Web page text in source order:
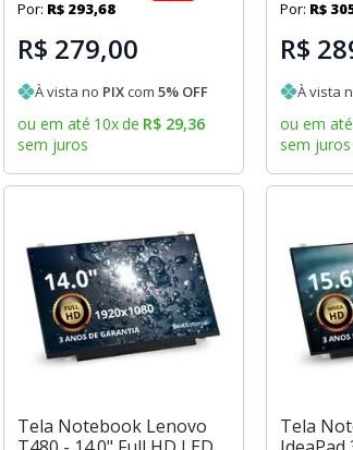
Por: R$ 293,68
R$ 279,00
À vista no PIXcom 5% OFF
ou em até 10xde R$ 29,36
sem juros
Por: R$
R$
À vista
ou em até
sem juros
Tela Notebook Lenovo
Tela